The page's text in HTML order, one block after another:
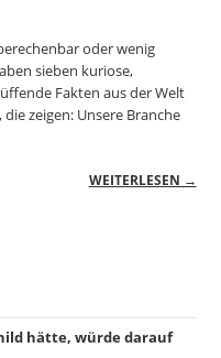
oder wenig
sieben kuriose,
Fakten aus der Welt
zeigen: Unsere Branche
WEITERLESEN →
hätte, würde darauf